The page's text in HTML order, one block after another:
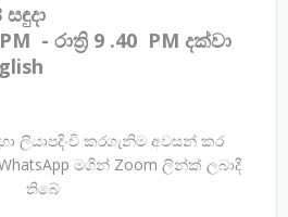
- රාත්‍රි 9 .40 PM දක්වා
ලියාපදිංචි කරගැනිම අවසන් කර
මගින් Zoom ලින්ක් ලබාදී
තිබේ